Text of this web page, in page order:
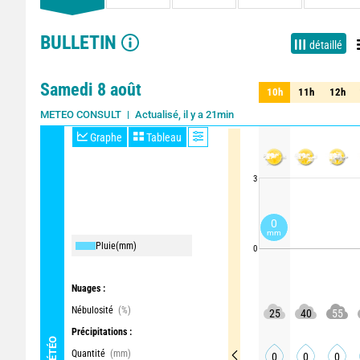
BULLETIN détaillé
Samedi 8 août
METEO CONSULT Actualisé, il y a 21min
MÉTÉO
Graphe Tableau
Pluie(mm)
Nuages :
Nébulosité (%)
Précipitations :
Quantité (mm)
3
0
10h 11h 12h
10h 11h 12h
25 40 55
0 0 0
0
mm